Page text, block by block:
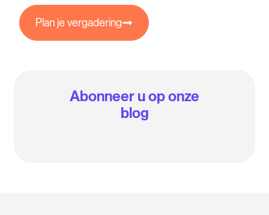
Plan je vergadering
Abonneer u op onze
blog